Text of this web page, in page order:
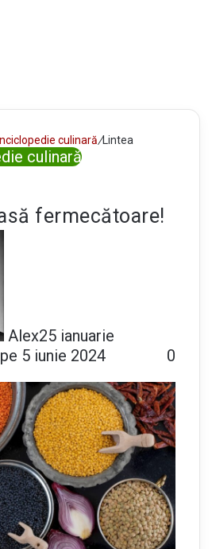
culinară/Lintea
culinară
fermecătoare!
Alex25 ianuarie
5 iunie 2024 0